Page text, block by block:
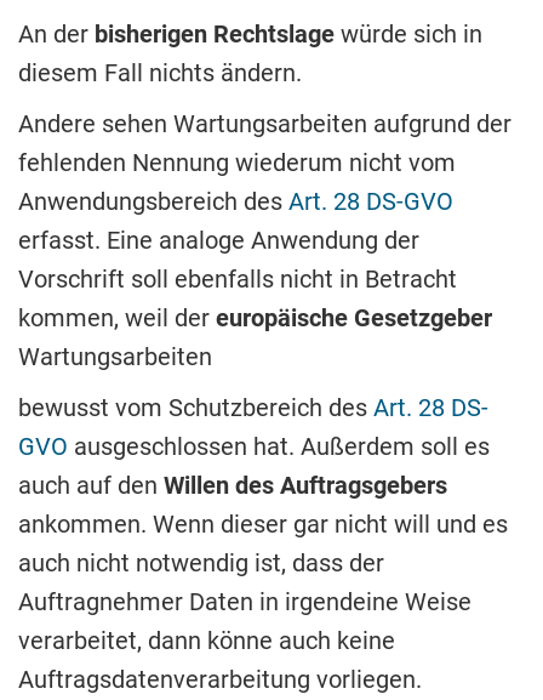
An der bisherigen Rechtslage würde sich in
diesem Fall nichts ändern.
Andere sehen Wartungsarbeiten aufgrund der
fehlenden Nennung wiederum nicht vom
Anwendungsbereich des Art. 28 DS-GVO
erfasst. Eine analoge Anwendung der
Vorschrift soll ebenfalls nicht in Betracht
kommen, weil der europäische Gesetzgeber
Wartungsarbeiten
bewusst vom Schutzbereich des Art. 28 DS-
GVO ausgeschlossen hat. Außerdem soll es
auch auf den Willen des Auftragsgebers
ankommen. Wenn dieser gar nicht will und es
auch nicht notwendig ist, dass der
Auftragnehmer Daten in irgendeine Weise
verarbeitet, dann könne auch keine
Auftragsdatenverarbeitung vorliegen.